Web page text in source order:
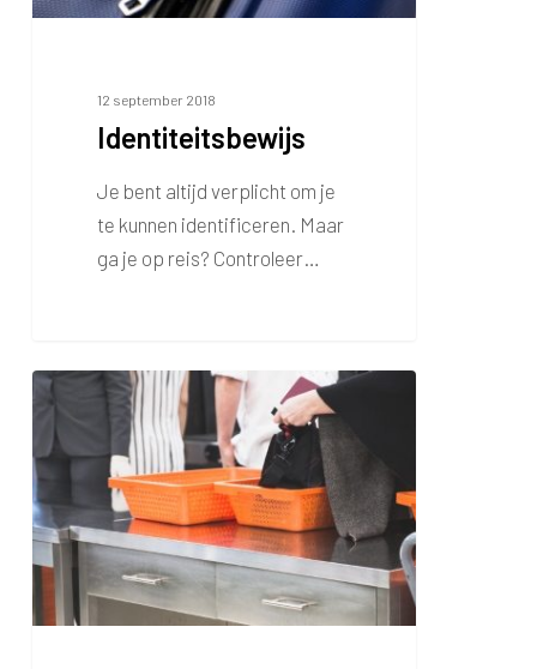
12 september 2018
Identiteitsbewijs
Je bent altijd verplicht om je
te kunnen identificeren. Maar
ga je op reis? Controleer…
Securitycheck